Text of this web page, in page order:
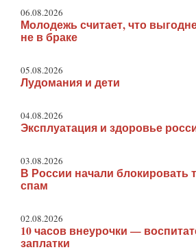
06.08.2026
Молодежь считает, что
не в браке
05.08.2026
Лудомания и дети
04.08.2026
Эксплуатация и здоровье
03.08.2026
В России начали блокировать
спам
02.08.2026
10 часов внеурочки —
заплатки